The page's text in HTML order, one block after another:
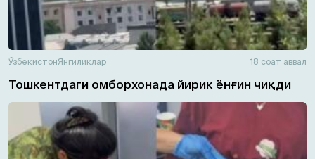
ЎзбекистонЯнгиликлар 18 соат аввал
Тошкентдаги омборхонада йирик ёнғин чиқди